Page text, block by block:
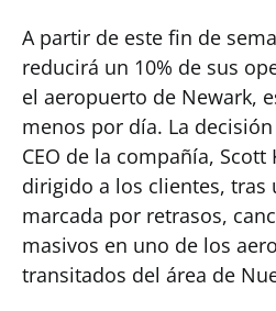
A partir de este fin de
reducirá un 10% de sus
el aeropuerto de Newark,
menos por día. La
CEO de la compañía,
dirigido a los clientes, tras
marcada por retrasos,
masivos en uno de los
transitados del área de